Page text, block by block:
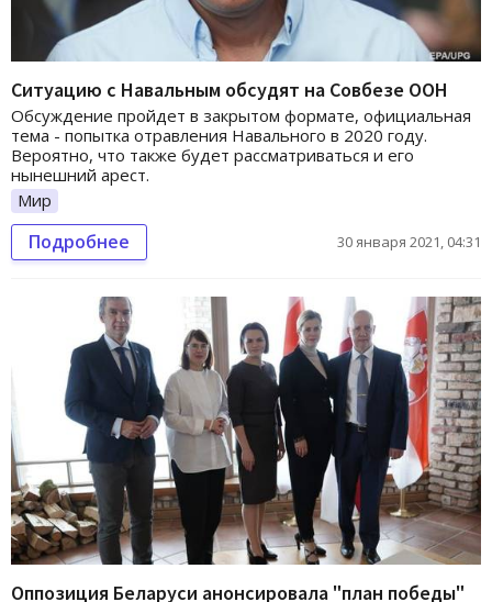
Ситуацию с Навальным обсудят на Совбезе ООН
Обсуждение пройдет в закрытом формате, официальная
тема - попытка отравления Навального в 2020 году.
Вероятно, что также будет рассматриваться и его
нынешний арест.
Мир
Подробнее 30 января 2021, 04:31
Оппозиция Беларуси анонсировала "план победы"